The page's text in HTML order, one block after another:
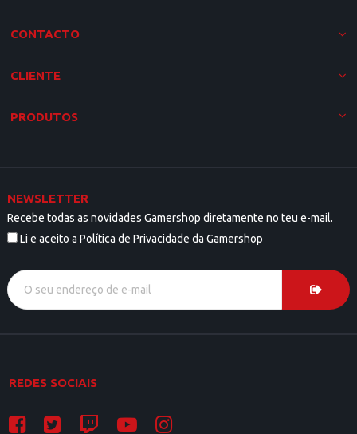
CONTACTO
CLIENTE
PRODUTOS
NEWSLETTER
Recebe todas as novidades Gamershop diretamente no teu e-mail.
Li e aceito a Política de Privacidade da Gamershop
REDES SOCIAIS